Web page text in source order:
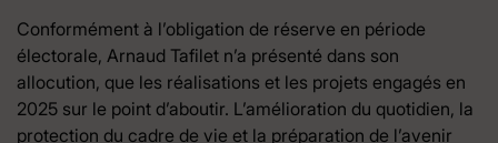
Conformément à l’obligation de réserve en période
électorale, Arnaud Tafilet n’a présenté dans son
allocution, que les réalisations et les projets engagés en
2025 sur le point d’aboutir. L’amélioration du quotidien, la
protection du cadre de vie et la préparation de l’avenir